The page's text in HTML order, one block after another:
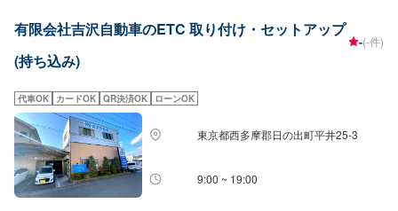
い。※代車の燃料代はお客様にご負担いただいております。<入庫受付可能
有限会社吉沢自動車のETC 取り付け・セットアップ
(持ち込み)
-(-件)
代車OK カードOK QR決済OK ローンOK
東京都西多摩郡日の出町平井25-3
9:00 ~ 19:00